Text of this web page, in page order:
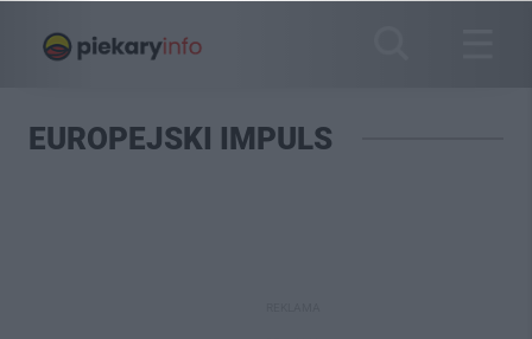
EUROPEJSKI IMPULS